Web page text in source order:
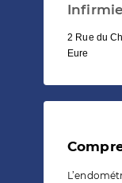
2 Rue du
Eure